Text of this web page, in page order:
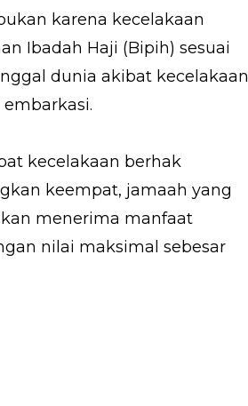
karena kecelakaan
Ibadah Haji (Bipih) sesuai
dunia akibat kecelakaan
kecelakaan berhak
keempat, jamaah yang
menerima manfaat
nilai maksimal sebesar